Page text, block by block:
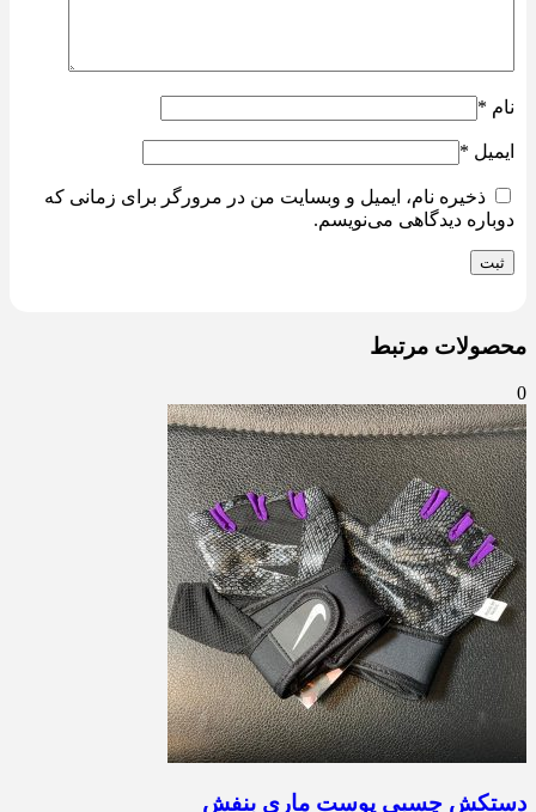
نام *
ایمیل *
ذخیره نام، ایمیل و وبسایت من در مرورگر برای زمانی که
دوباره دیدگاهی می‌نویسم.
محصولات مرتبط
0
دستکش چسبی پوست ماری بنفش